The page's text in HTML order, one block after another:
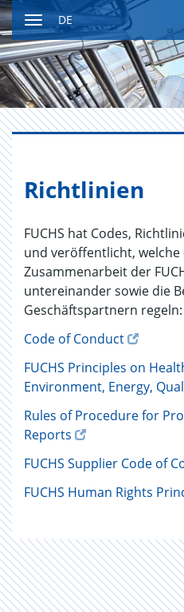
Zum
InhaltNavigation
ein-
bzw.
ausblenden
DE
Richt­li­ni­en
FUCHS hat Codes,
und veröffentlicht,
Zusammenarbeit der
untereinander sowie die
Geschäftspartnern regeln:
Code of Conduct
FUCHS Principles on
Environment, Energy,
Rules of Procedure for
Reports
FUCHS Supplier Code of
FUCHS Human Rights